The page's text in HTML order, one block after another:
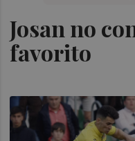
Josan no
favorito